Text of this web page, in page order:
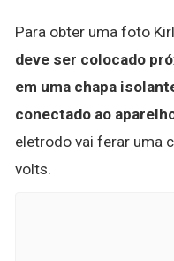
Para obter uma foto
deve ser colocado
em uma chapa
conectado ao
eletrodo vai ferar uma
volts.